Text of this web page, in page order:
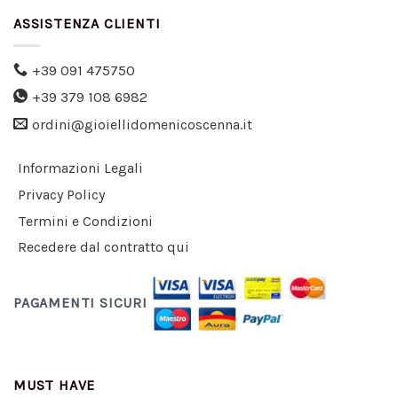
ASSISTENZA CLIENTI
+39 091 475750
+39 379 108 6982
ordini@gioiellidomenicoscenna.it
Informazioni Legali
Privacy Policy
Termini e Condizioni
Recedere dal contratto qui
PAGAMENTI SICURI
MUST HAVE